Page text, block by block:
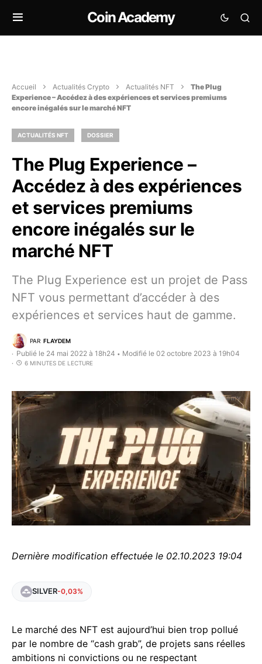
Coin Academy
Accueil Actualités Crypto Actualités NFT
The Plug
Experience – Accédez à des expériences et services premiums
encore inégalés sur le marché NFT
ACTUALITÉS NFT DOSSIER
The Plug Experience –
Accédez à des expériences
et services premiums
encore inégalés sur le
marché NFT
The Plug Experience est un projet de Pass
NFT vous permettant d’accéder à des
expériences et services haut de gamme.
PAR FLAYDEM
Publié le 24 mai 2022 à 18h24 • Modifié le 02 octobre 2023 à 19h04
6 MINUTES DE LECTURE
Dernière modification effectuée le 02.10.2023 19:04
SILVER-0,03%
Le marché des NFT est aujourd’hui bien trop pollué
par le nombre de “cash grab”, de projets sans réelles
ambitions ni convictions ou ne respectant